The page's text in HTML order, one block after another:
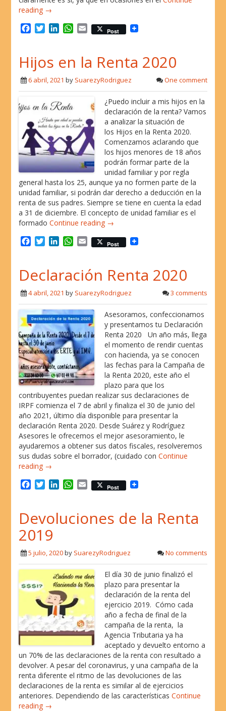
reading →
e
b
o
o
T
t
t
e
r
k
e
d
I
n
W
t
s
A
p
E
i
l
Post
Hijos en la Renta 2020
6 abril, 2021 by SuarezyRodriguez One comment
¿Puedo incluir a mis hijos en la
declaración de la renta? Vamos
a analizar la situación de
los Hijos en la Renta 2020.
Comenzamos aclarando que
los hijos menores de 18 años
podrán formar parte de la
unidad familiar y por regla
general hasta los 25, aunque ya no formen parte de la
unidad familiar, si podrán dar derecho a deducción en la
renta de sus padres. Siempre se tiene en cuenta la edad
a 31 de diciembre. El concepto de unidad familiar es el
formadoContinue reading →
e
b
o
o
k
T
t
t
e
r
k
e
d
I
n
W
t
s
A
p
p
E
i
l
Post
Declaración Renta 2020
4 abril, 2021 by SuarezyRodriguez 3 comments
Asesoramos, confeccionamos
y presentamos tu Declaración
Renta 2020 Un año más, llega
el momento de rendir cuentas
con hacienda, ya se conocen
las fechas para la Campaña de
la Renta 2020, este año el
plazo para que los
contribuyentes puedan realizar sus declaraciones de
IRPF comienza el 7 de abril y finaliza el 30 de junio del
año 2021, último día disponible para presentar la
declaración Renta 2020. Desde Suárez y Rodríguez
Asesores le ofrecemos el mejor asesoramiento, le
ayudaremos a obtener sus datos fiscales, resolveremos
sus dudas sobre el borrador, (cuidado conContinue
reading →
e
b
o
k
T
t
t
e
k
e
n
W
t
s
p
E
i
l
Post
Devoluciones de la Renta
2019
5 julio, 2020by SuarezyRodriguez No comments
El día 30 de junio finalizó el
plazo para presentar la
declaración de la renta del
ejercicio 2019. Cómo cada
año a fecha de final de la
campaña de la renta, la
Agencia Tributaria ya ha
aceptado y devuelto entorno a
un 70% de las declaraciones de la renta con resultado a
devolver. A pesar del coronavirus, y una campaña de la
renta diferente el ritmo de las devoluciones de las
declaraciones de la renta es similar al de ejercicios
anteriores. Dependiendo de las característicasContinue
reading →